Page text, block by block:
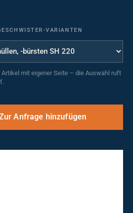
VARIANTEN
mit eigener Seite – die Auswahl ruft